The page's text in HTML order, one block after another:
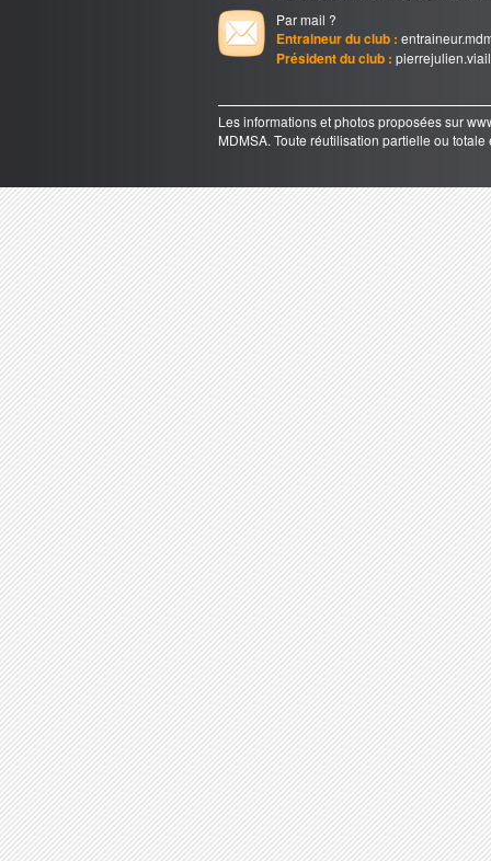
Par mail ?
Entraineur du club :
Président du club :
Les informations et photos proposées sur
MDMSA. Toute réutilisation partielle ou totale